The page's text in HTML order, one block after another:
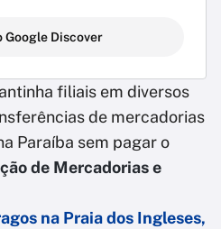
Google Discover
filiais em diversos
de mercadorias
Paraíba sem pagar o
de Mercadorias e
na Praia dos Ingleses,